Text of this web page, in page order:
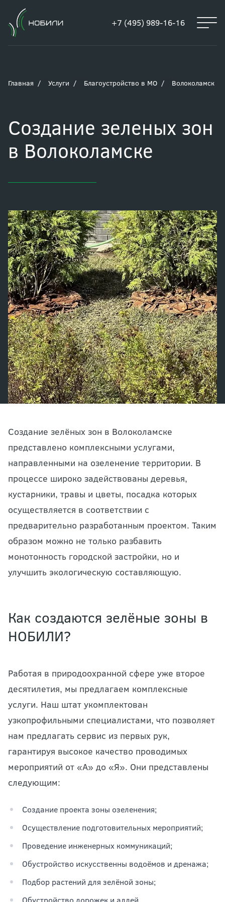
+7 (495) 989-16-16
Главная Услуги Благоустройство в МО Волоколамск
Создание зеленых зон
в Волоколамске
Создание зелёных зон в Волоколамске
представлено комплексными услугами,
направленными на озеленение территории. В
процессе широко задействованы деревья,
кустарники, травы и цветы, посадка которых
осуществляется в соответствии с
предварительно разработанным проектом. Таким
образом можно не только разбавить
монотонность городской застройки, но и
улучшить экологическую составляющую.
Как создаются зелёные зоны в
НОБИЛИ?
Работая в природоохранной сфере уже второе
десятилетия, мы предлагаем комплексные
услуги. Наш штат укомплектован
узкопрофильными специалистами, что позволяет
нам предлагать сервис из первых рук,
гарантируя высокое качество проводимых
мероприятий от «А» до «Я». Они представлены
следующим:
Создание проекта зоны озеленения;
Осуществление подготовительных мероприятий;
Проведение инженерных коммуникаций;
Обустройство искусственны водоёмов и дренажа;
Подбор растений для зелёной зоны;
Обустройство дорожек и аллей.